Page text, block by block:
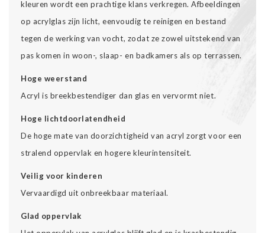
kleuren wordt een prachtige klans verkregen. Afbeeldingen
op acrylglas zijn licht, eenvoudig te reinigen en bestand
tegen de werking van vocht, zodat ze zowel uitstekend van
pas komen in woon-, slaap- en badkamers als op terrassen.
Hoge weerstand
Acryl is breekbestendiger dan glas en vervormt niet.
Hoge lichtdoorlatendheid
De hoge mate van doorzichtigheid van acryl zorgt voor een
stralend oppervlak en hogere kleurintensiteit.
Veilig voor kinderen
Vervaardigd uit onbreekbaar materiaal.
Glad oppervlak